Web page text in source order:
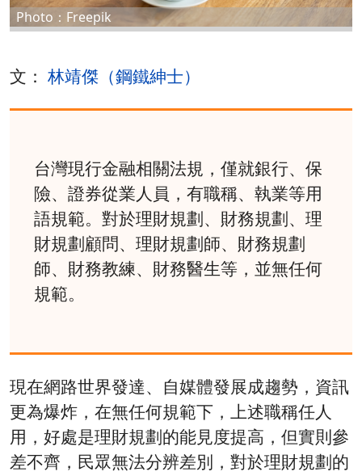
Photo：Freepik
文： 林靖傑（鋼鐵紳士）
台灣現行金融相關法規，僅就銀行、保
險、證券從業人員，有職稱、執業等用
語規範。對於理財規劃、財務規劃、理
財規劃顧問、理財規劃師、財務規劃
師、財務教練、財務醫生等，並無任何
規範。
現在網路世界發達、自媒體發展成趨勢，資訊
更為爆炸，在無任何規範下，上述職稱任人
用，好處是理財規劃的能見度提高，但實則參
差不齊，民眾無法分辨差別，對於理財規劃的